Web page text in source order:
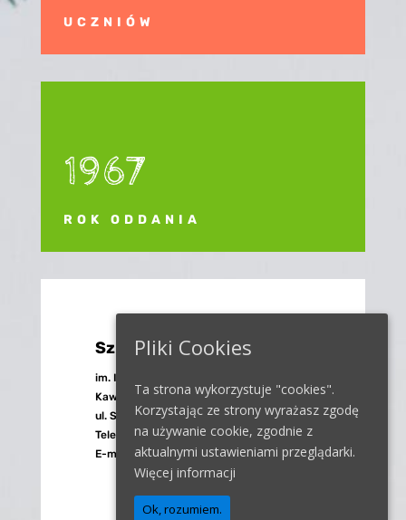
UCZNIÓW
1967
ROK ODDANIA
Szkoła Podstawowa nr 4
im. I Samodzielnej Warszawskiej Brygady
Kawalerii w Gryficach
ul. Sienkiewicza 10, 72-300 Gryfice
Telefon/Fax: 91 384 29 47
E-mail: sp4.gryfice@poczta.fm
Pliki Cookies
Ta strona wykorzystuje "cookies".
Korzystając ze strony wyrażasz zgodę
na używanie cookie, zgodnie z
aktualnymi ustawieniami przeglądarki.
Więcej informacji
Ok, rozumiem.